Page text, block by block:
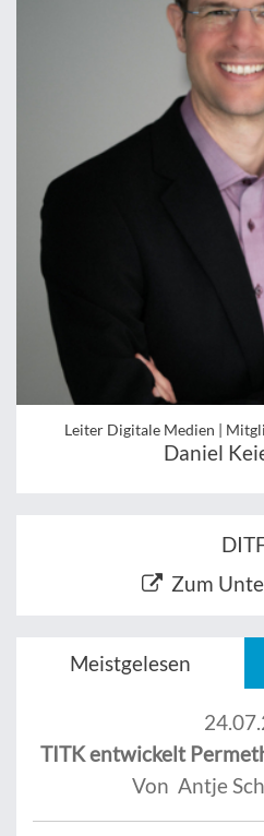
Leiter Digitale Medien |
Daniel
Zum
Meistgelesen
TITK entwickelt
Von Antje